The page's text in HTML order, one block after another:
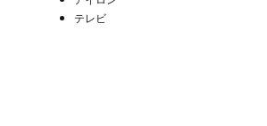
テレビ